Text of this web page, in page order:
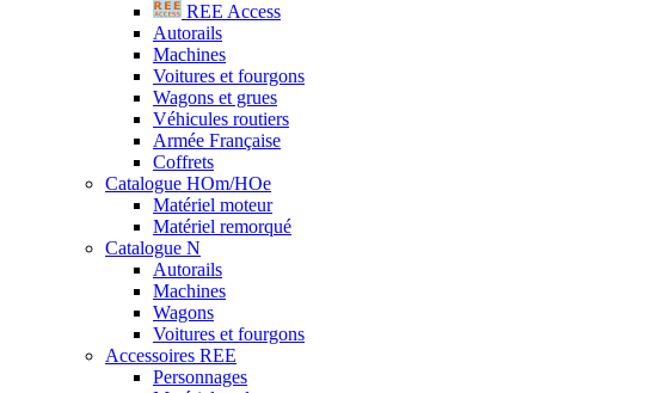
REE Access
Autorails
Machines
Voitures et fourgons
Wagons et grues
Véhicules routiers
Armée Française
Coffrets
Catalogue HOm/HOe
Matériel moteur
Matériel remorqué
Catalogue N
Autorails
Machines
Wagons
Voitures et fourgons
Accessoires REE
Personnages